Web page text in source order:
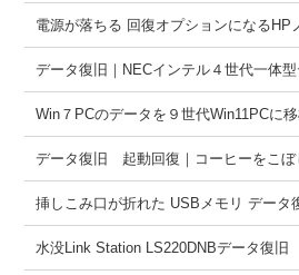
電源が落ちる 回復オプションになるHP
データ復旧｜NECインテル４世代一体
Win７PCのデータを９世代Win11PCに
データ復旧 起動回復｜コーヒーをこぼ
挿しこみ口が折れた USBメモリ データ
水没Link Station LS220DNBデータ復旧